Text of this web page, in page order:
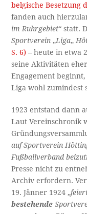
belgische Besetzung
fanden auch
im Ruhrgebiet“ statt.
Sportverein„Liga„
S. 6) – heute in etwa
seine Aktivitäten
Engagement beginnt,
Liga wohl zumindest
1923 entstand dann
Laut Vereinschronik
auf Sportverein
Fußballverband
Presse nicht zu
Archiv erfordern.
19. Jänner 1924 „
bestehende